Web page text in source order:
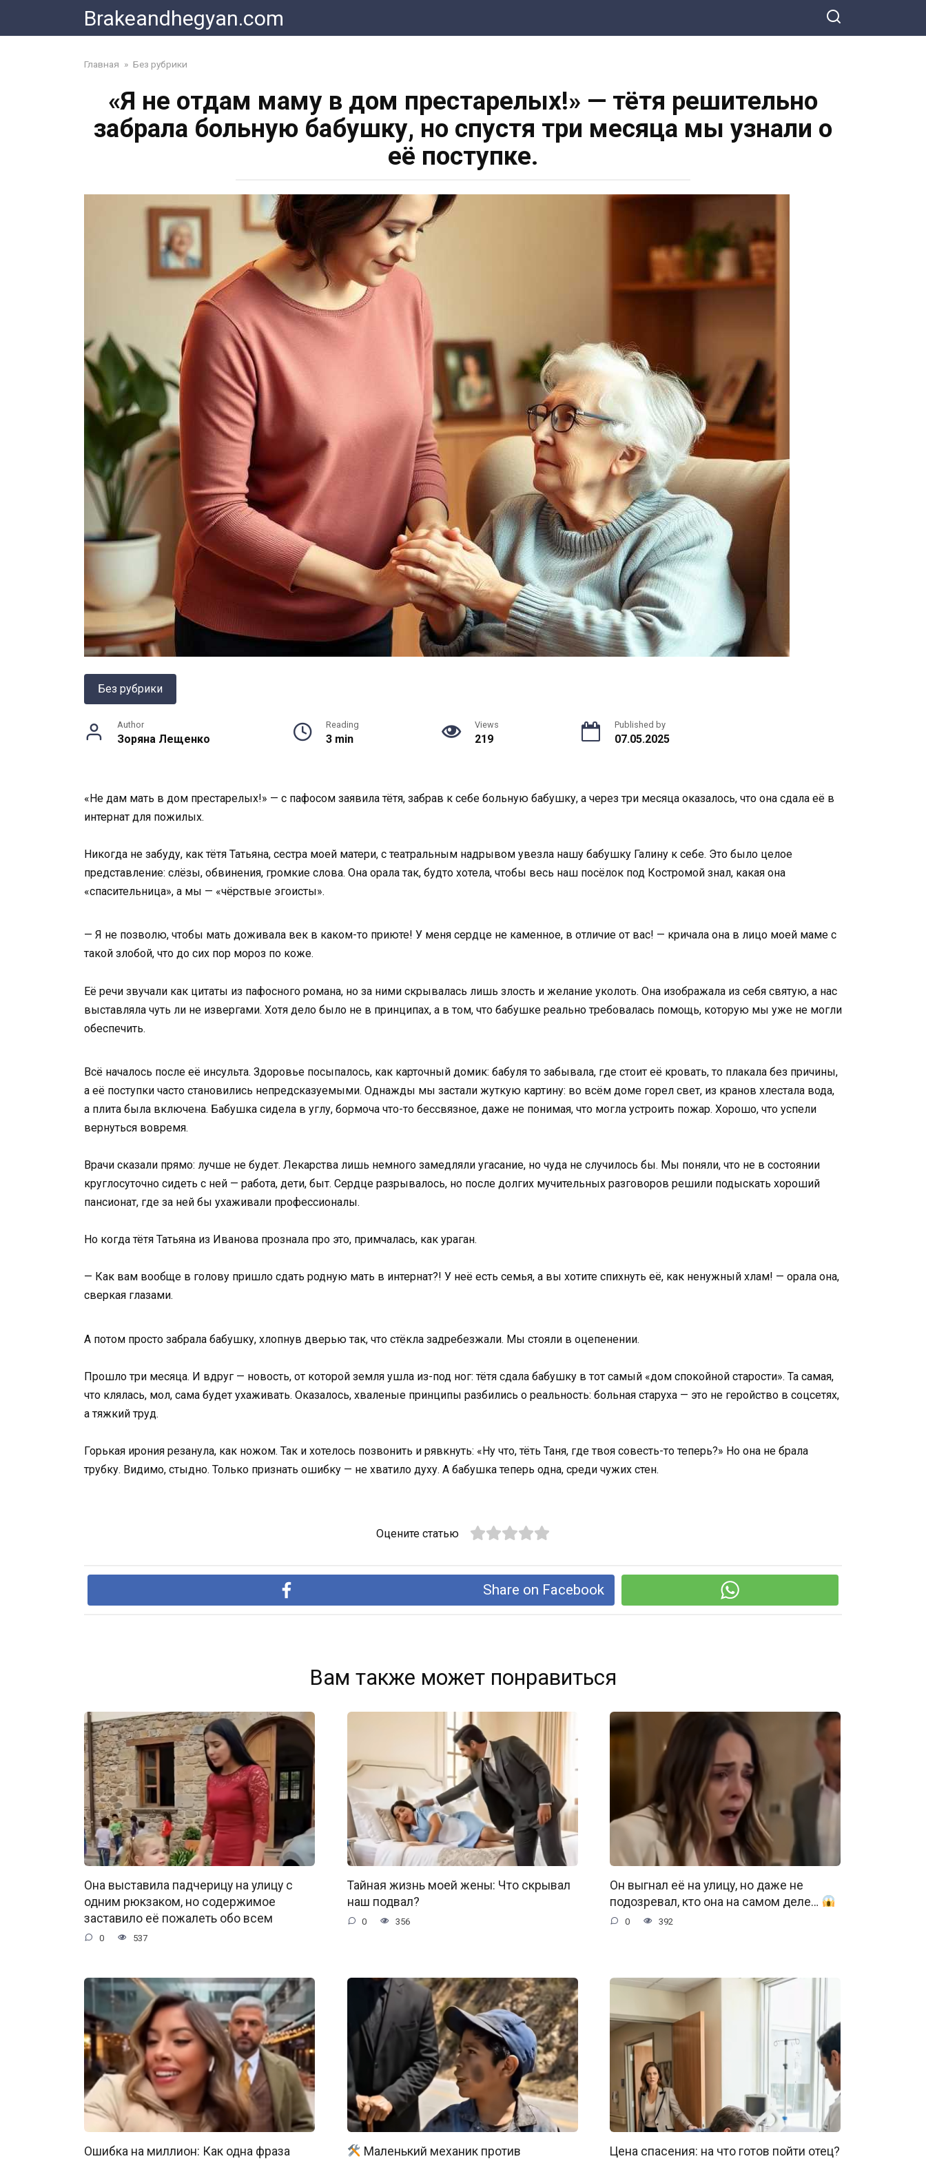
content
Brakeandhegyan.com
Главная » Без рубрики
«Я не отдам маму в дом престарелых!» — тётя решительно
забрала больную бабушку, но спустя три месяца мы узнали о
её поступке.
Без рубрики
Author
Зоряна Лещенко
Reading
3 min
Views
219
Published by
07.05.2025
«Не дам мать в дом престарелых!» — с пафосом заявила тётя, забрав к себе больную бабушку, а через три месяца оказалось, что она сдала её в
интернат для пожилых.
Никогда не забуду, как тётя Татьяна, сестра моей матери, с театральным надрывом увезла нашу бабушку Галину к себе. Это было целое
представление: слёзы, обвинения, громкие слова. Она орала так, будто хотела, чтобы весь наш посёлок под Костромой знал, какая она
«спасительница», а мы — «чёрствые эгоисты».
— Я не позволю, чтобы мать доживала век в каком-то приюте! У меня сердце не каменное, в отличие от вас! — кричала она в лицо моей маме с
такой злобой, что до сих пор мороз по коже.
Её речи звучали как цитаты из пафосного романа, но за ними скрывалась лишь злость и желание уколоть. Она изображала из себя святую, а нас
выставляла чуть ли не извергами. Хотя дело было не в принципах, а в том, что бабушке реально требовалась помощь, которую мы уже не могли
обеспечить.
Всё началось после её инсульта. Здоровье посыпалось, как карточный домик: бабуля то забывала, где стоит её кровать, то плакала без причины,
а её поступки часто становились непредсказуемыми. Однажды мы застали жуткую картину: во всём доме горел свет, из кранов хлестала вода,
а плита была включена. Бабушка сидела в углу, бормоча что-то бессвязное, даже не понимая, что могла устроить пожар. Хорошо, что успели
вернуться вовремя.
Врачи сказали прямо: лучше не будет. Лекарства лишь немного замедляли угасание, но чуда не случилось бы. Мы поняли, что не в состоянии
круглосуточно сидеть с ней — работа, дети, быт. Сердце разрывалось, но после долгих мучительных разговоров решили подыскать хороший
пансионат, где за ней бы ухаживали профессионалы.
Но когда тётя Татьяна из Иванова прознала про это, примчалась, как ураган.
— Как вам вообще в голову пришло сдать родную мать в интернат?! У неё есть семья, а вы хотите спихнуть её, как ненужный хлам! — орала она,
сверкая глазами.
А потом просто забрала бабушку, хлопнув дверью так, что стёкла задребезжали. Мы стояли в оцепенении.
Прошло три месяца. И вдруг — новость, от которой земля ушла из-под ног: тётя сдала бабушку в тот самый «дом спокойной старости». Та самая,
что клялась, мол, сама будет ухаживать. Оказалось, хваленые принципы разбились о реальность: больная старуха — это не геройство в соцсетях,
а тяжкий труд.
Горькая ирония резанула, как ножом. Так и хотелось позвонить и рявкнуть: «Ну что, тёть Таня, где твоя совесть-то теперь?» Но она не брала
трубку. Видимо, стыдно. Только признать ошибку — не хватило духу. А бабушка теперь одна, среди чужих стен.
Оцените статью
Share on Facebook
Вам также может понравиться
Она выставила падчерицу на улицу с
одним рюкзаком, но содержимое
заставило её пожалеть обо всем
0 537
Тайная жизнь моей жены: Что скрывал
наш подвал?
0 356
Он выгнал её на улицу, но даже не
подозревал, кто она на самом деле…
0 392
Ошибка на миллион: Как одна фраза
Маленький механик против
Цена спасения: на что готов пойти отец?